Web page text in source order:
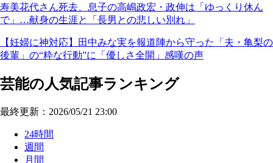
寿美花代さん死去、息子の高嶋政宏・政伸は「ゆっくり休ん
で」…献身の生涯と「長男との悲しい別れ」
【妊婦に神対応】田中みな実を報道陣から守った「夫・亀梨の
後輩」の“粋な行動”に「優しさ全開」感嘆の声
芸能の人気記事ランキング
最終更新：2026/05/21 23:00
24時間
週間
月間